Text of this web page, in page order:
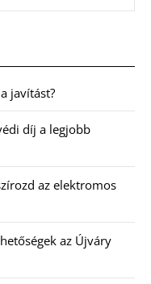
javítást?
díj a legjobb
az elektromos
az Újváry